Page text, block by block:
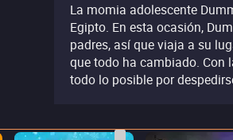
La momia adolescente
Egipto. En esta ocasión,
padres, así que viaja a su
que todo ha cambiado. Con
todo lo posible por